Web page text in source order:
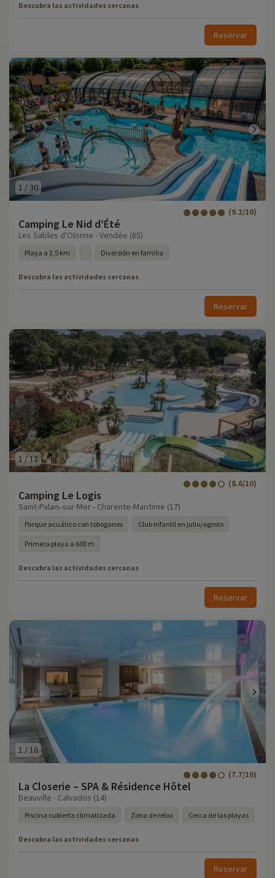
Descubra las actividades cercanas
Reservar
1 /30
Camping Le Nid d’Été
(9.2/10)
Les Sables d'Olonne - Vendée (85)
Playa a 2,5 km Diversión en familia
Descubra las actividades cercanas
Reservar
1 /12
Camping Le Logis
(8.6/10)
Saint-Palais-sur-Mer - Charente-Maritime (17)
Parque acuático con toboganes Club infantil en julio/agosto
Primera playa a 600 m
Descubra las actividades cercanas
Reservar
1 /16
La Closerie – SPA & Résidence Hôtel
(7.7/10)
Deauville - Calvados (14)
Piscina cubierta climatizada Zona de relax Cerca de las playas
Descubra las actividades cercanas
Reservar